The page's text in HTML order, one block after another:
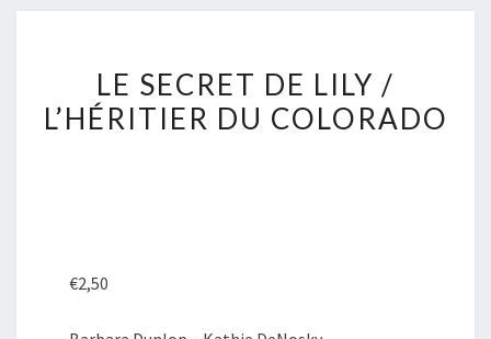
SECRET
DE
LE SECRET DE LILY /
L’HÉRITIER DU COLORADO
€2,50